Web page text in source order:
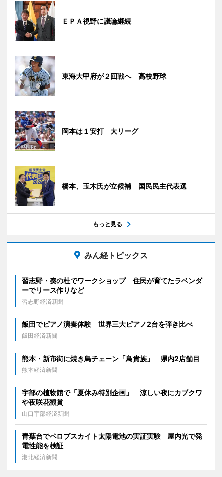
ＥＰＡ視野に議論継続
東海大甲府が２回戦へ 高校野球
岡本は１安打 大リーグ
橋本、玉木氏が立候補 国民民主代表選
もっと見る
みん経トピックス
習志野・奏の杜でワークショップ 住民が育てたラベンダ
ーでリース作りなど
習志野経済新聞
飯田でピアノ演奏体験 世界三大ピアノ2台を弾き比べ
飯田経済新聞
熊本・新市街に焼き鳥チェーン「鳥貴族」 県内2店舗目
熊本経済新聞
宇部の植物館で「夏休み特別企画」 涼しい夜にカブクワ
や夜咲花観賞
山口宇部経済新聞
青葉台でペロブスカイト太陽電池の実証実験 屋内光で発
電性能を検証
港北経済新聞